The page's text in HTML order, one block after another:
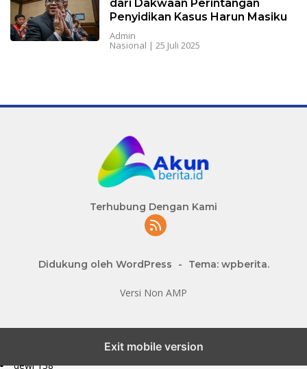
dari Dakwaan Perintangan
Penyidikan Kasus Harun Masiku
Admin
Nasional | 25 Juli 2025
Terhubung Dengan Kami
Didukung oleh WordPress - Tema: wpberita.
Versi Non AMP
Exit mobile version
dewi 138